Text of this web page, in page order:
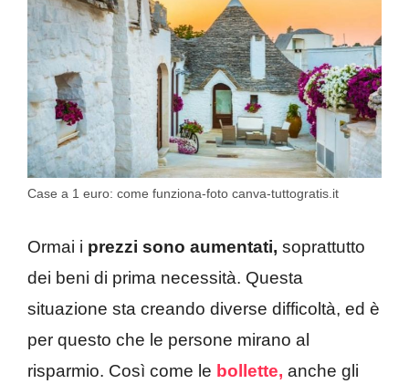
Case a 1 euro: come funziona-foto canva-tuttogratis.it
Ormai i prezzi sono aumentati, soprattutto
dei beni di prima necessità. Questa
situazione sta creando diverse difficoltà, ed è
per questo che le persone mirano al
risparmio. Così come le bollette, anche gli